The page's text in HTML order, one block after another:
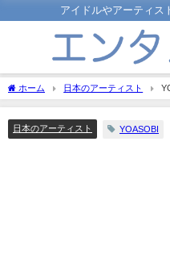
アイドルやアーティス
ホーム 日本のアーティスト
方のファンの反応は？
日本のアーティスト YOASOBI